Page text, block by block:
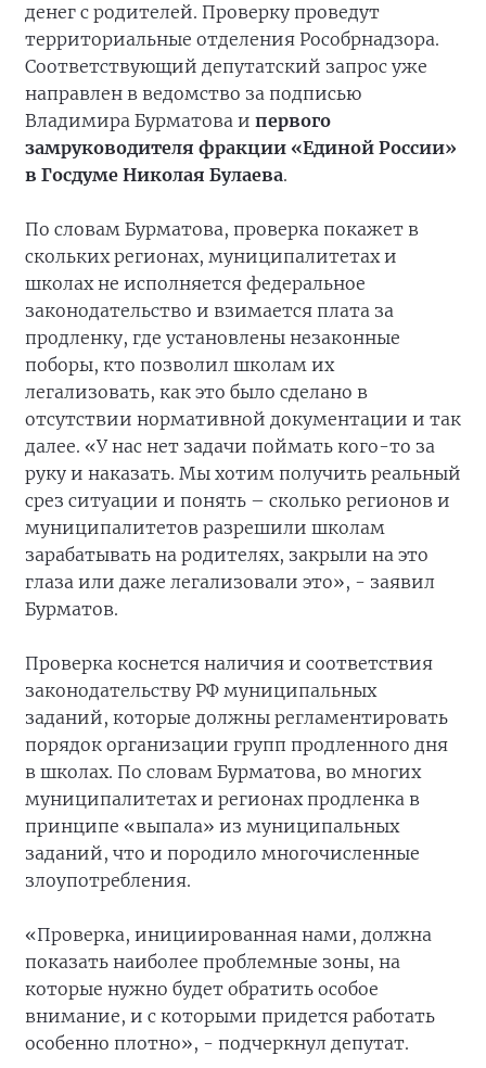
денег с родителей. Проверку проведут
территориальные отделения Рособрнадзора.
Соответствующий депутатский запрос уже
направлен в ведомство за подписью
Владимира Бурматова и первого
замруководителя фракции «Единой России»
в Госдуме Николая Булаева.
По словам Бурматова, проверка покажет в
скольких регионах, муниципалитетах и
школах не исполняется федеральное
законодательство и взимается плата за
продленку, где установлены незаконные
поборы, кто позволил школам их
легализовать, как это было сделано в
отсутствии нормативной документации и так
далее. «У нас нет задачи поймать кого-то за
руку и наказать. Мы хотим получить реальный
срез ситуации и понять – сколько регионов и
муниципалитетов разрешили школам
зарабатывать на родителях, закрыли на это
глаза или даже легализовали это», - заявил
Бурматов.
Проверка коснется наличия и соответствия
законодательству РФ муниципальных
заданий, которые должны регламентировать
порядок организации групп продленного дня
в школах. По словам Бурматова, во многих
муниципалитетах и регионах продленка в
принципе «выпала» из муниципальных
заданий, что и породило многочисленные
злоупотребления.
«Проверка, инициированная нами, должна
показать наиболее проблемные зоны, на
которые нужно будет обратить особое
внимание, и с которыми придется работать
особенно плотно», - подчеркнул депутат.